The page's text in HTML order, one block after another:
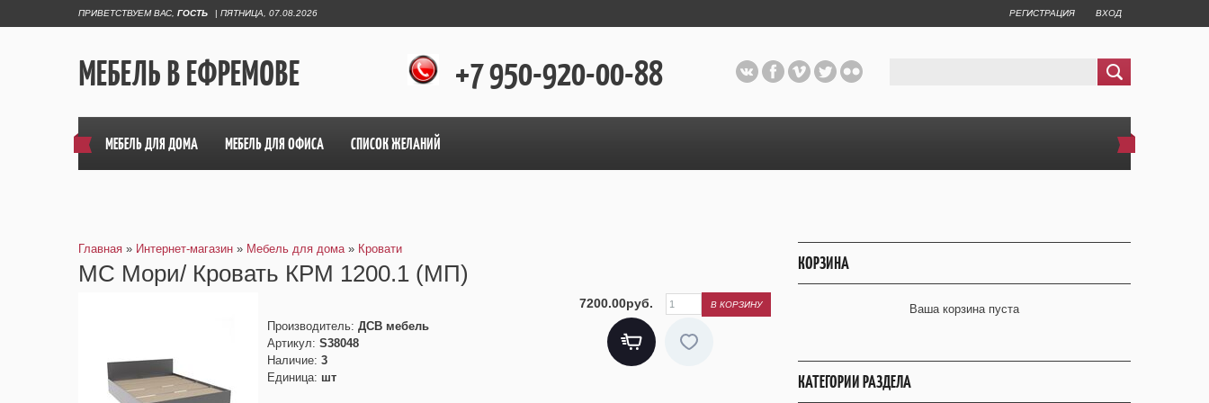
ПРИВЕТСТВУЕМ ВАС ГОСТЬ | ПЯТНИЦА, 07.08.2026 РЕГИСТРАЦИЯ ВХОД
МЕБЕЛЬ В ЕФРЕМОВЕ +7 950-920-00-88
МЕБЕЛЬ ДЛЯ ДОМА МЕБЕЛЬ ДЛЯ ОФИСА СПИСОК ЖЕЛАНИЙ
Главная » Интернет-магазин » Мебель для дома » Кровати
МС Мори/ Кровать КРМ 1200.1 (МП)
7200.00руб.
Производитель: ДСВ мебель
Артикул: S38048
Наличие: 3
Единица: шт
КОРЗИНА
Ваша корзина пуста
КАТЕГОРИИ РАЗДЕЛА